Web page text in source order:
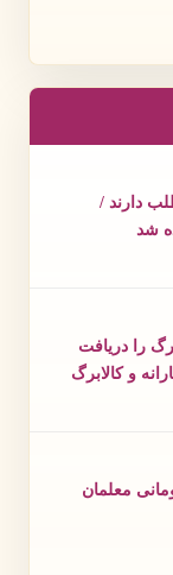
دارند /
شد
را دریافت
و کالابرگ
وام ۳۰۰ میلیون تومانی معلمان